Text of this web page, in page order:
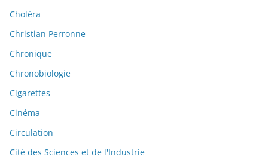
Choléra
Christian Perronne
Chronique
Chronobiologie
Cigarettes
Cinéma
Circulation
Cité des Sciences et de l'Industrie